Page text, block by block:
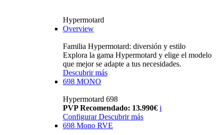
Hypermotard
Overview
Familia Hypermotard: diversión y estilo
Explora la gama Hypermotard y elige el modelo
que mejor se adapte a tus necesidades.
Descubrir más
698 MONO
Hypermotard 698
PVP Recomendado: 13.990€ i
ConfigurarDescubrir más
698 Mono RVE